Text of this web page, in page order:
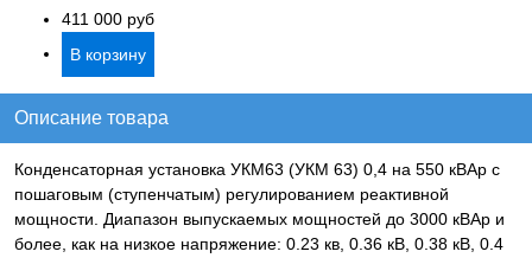
411 000 руб
Описание товара
Конденсаторная установка УКМ63 (УКМ 63) 0,4 на 550 кВАр с
пошаговым (ступенчатым) регулированием реактивной
мощности. Диапазон выпускаемых мощностей до 3000 кВАр и
более, как на низкое напряжение: 0.23 кв, 0.36 кВ, 0.38 кВ, 0.4